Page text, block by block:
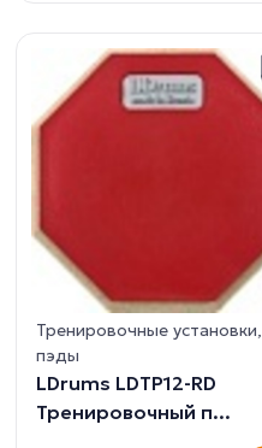
Тренировочные установки,
пэды
LDrums LDTP12-RD
Тренировочный п...